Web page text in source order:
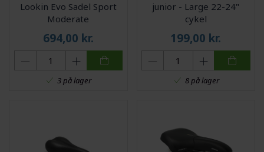
Lookin Evo Sadel Sport
Moderate
694,00 kr.
3 på lager
junior - Large 22-24"
cykel
199,00 kr.
8 på lager